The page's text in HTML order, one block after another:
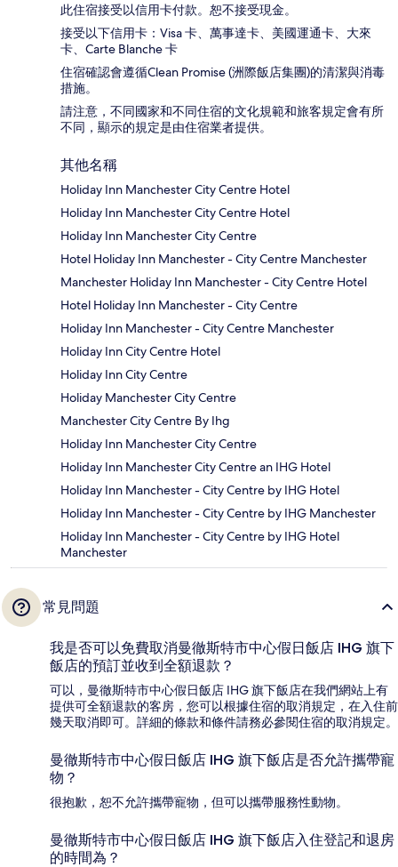
此住宿接受以信用卡付款。恕不接受現金。
接受以下信用卡：Visa 卡、萬事達卡、美國運通卡、大來
卡、Carte Blanche 卡
住宿確認會遵循Clean Promise (洲際飯店集團)的清潔與消毒
措施。
請注意，不同國家和不同住宿的文化規範和旅客規定會有所
不同，顯示的規定是由住宿業者提供。
其他名稱
Holiday Inn Manchester City Centre Hotel
Holiday Inn Manchester City Centre Hotel
Holiday Inn Manchester City Centre
Hotel Holiday Inn Manchester - City Centre Manchester
Manchester Holiday Inn Manchester - City Centre Hotel
Hotel Holiday Inn Manchester - City Centre
Holiday Inn Manchester - City Centre Manchester
Holiday Inn City Centre Hotel
Holiday Inn City Centre
Holiday Manchester City Centre
Manchester City Centre By Ihg
Holiday Inn Manchester City Centre
Holiday Inn Manchester City Centre an IHG Hotel
Holiday Inn Manchester - City Centre by IHG Hotel
Holiday Inn Manchester - City Centre by IHG Manchester
Holiday Inn Manchester - City Centre by IHG Hotel
Manchester
常見問題
我是否可以免費取消曼徹斯特市中心假日飯店 IHG 旗下
飯店的預訂並收到全額退款？
可以，曼徹斯特市中心假日飯店 IHG 旗下飯店在我們網站上有
提供可全額退款的客房，您可以根據住宿的取消規定，在入住前
幾天取消即可。詳細的條款和條件請務必參閱住宿的取消規定。
曼徹斯特市中心假日飯店 IHG 旗下飯店是否允許攜帶寵
物？
很抱歉，恕不允許攜帶寵物，但可以攜帶服務性動物。
曼徹斯特市中心假日飯店 IHG 旗下飯店入住登記和退房
的時間為？